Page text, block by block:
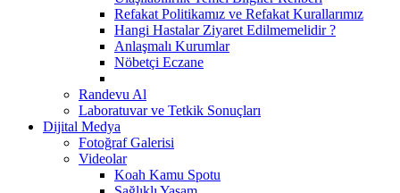
Refakat Politikamız ve Refakat Kurallarımız
Hangi Hastalar Ziyaret Edilmemelidir ?
Anlaşmalı Kurumlar
Nöbetçi Eczane
Randevu Al
Laboratuvar ve Tetkik Sonuçları
Dijital Medya
Fotoğraf Galerisi
Videolar
Koah Kamu Spotu